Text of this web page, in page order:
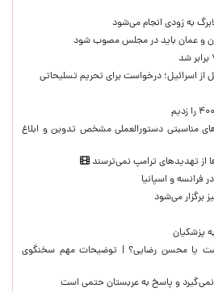
به زودی انجام می‌شود
و عمان باید در مجلس مصوب شود
از اسرائیل؛ درخواست برای تحریم تسلیحاتی
مناسبتی دستورالعملی مشخص تدوین و ابلاغ
از تهدیدهای ترامپ نمی‌ترسند
و اسپانیا
برگزار می‌شود
پزشکیان
یا محسن رضایی؟ | توضیحات مهم سخنگوی
نمی‌گیرد و پاسخ به عربستان حتمی است